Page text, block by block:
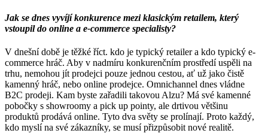
Jak se dnes vyvíjí konkurence mezi klasickým retailem, který
vstoupil do online a e-commerce specialisty?
V dnešní době je těžké říct. kdo je typický retailer a kdo typický e-
commerce hráč. Aby v nadmíru konkurenčním prostředí uspěli na
trhu, nemohou jít prodejci pouze jednou cestou, ať už jako čistě
kamenný hráč, nebo online prodejce. Omnichannel dnes vládne
B2C prodeji. Kam byste zařadili takovou Alzu? Má své kamenné
pobočky s showroomy a pick up pointy, ale drtivou většinu
produktů prodává online. Tyto dva světy se prolínají. Proto každý,
kdo myslí na své zákazníky, se musí přizpůsobit nové realitě.